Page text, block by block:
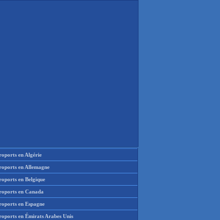
en Algérie
en Allemagne
en Belgique
en Canada
en Espagne
en Émirats Arabes Unis